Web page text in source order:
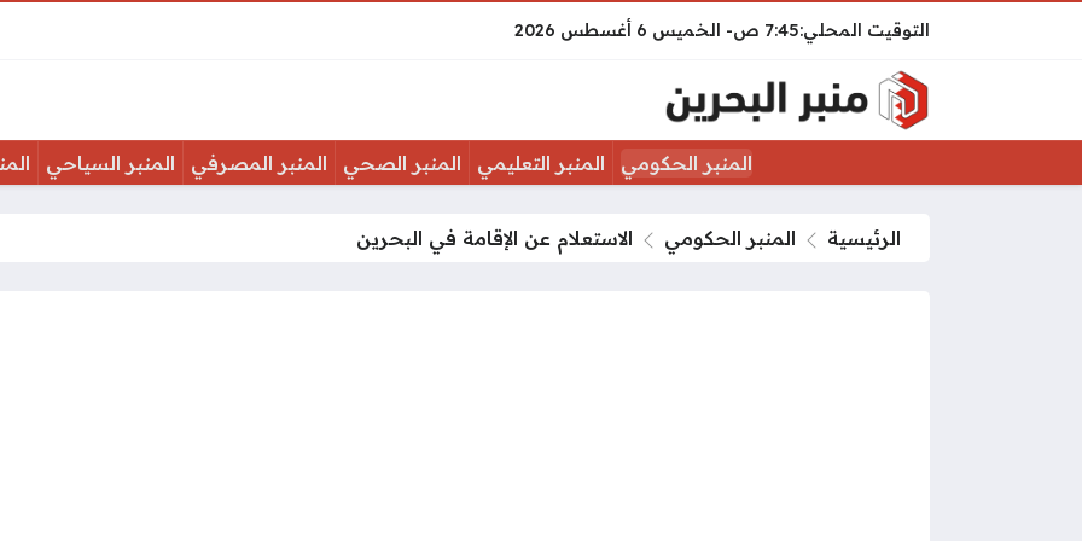
7:45 ص الخميس 6 أغسطس 2026
المنبر الحكومي المنبر التعليمي المنبر الصحي المنبر المصرفي المنبر السياحي
الرئيسية المنبر الحكومي الاستعلام عن الإقامة في البحرين